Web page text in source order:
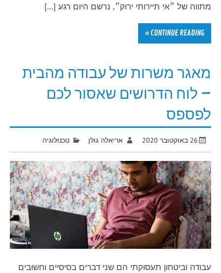
מתווה של ״אי תיירותי ירוק״, נרשם היום רגע […]
CONTINUE READING »
מאגר משרות של עבודה מהבית
– לוח הדרושים שאסור לכם
לפספס
26 באוקטובר 2020 אריאלה גולן טכנולוגיה
עבודה וביטחון תעסוקתי הם שני דברים בסיסיים וחשובים